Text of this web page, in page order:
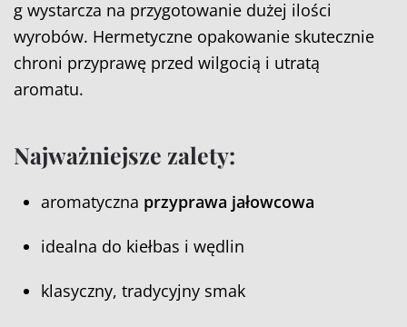
g wystarcza na przygotowanie dużej ilości
wyrobów. Hermetyczne opakowanie skutecznie
chroni przyprawę przed wilgocią i utratą
aromatu.
Najważniejsze zalety:
aromatyczna przyprawa jałowcowa
idealna do kiełbas i wędlin
klasyczny, tradycyjny smak